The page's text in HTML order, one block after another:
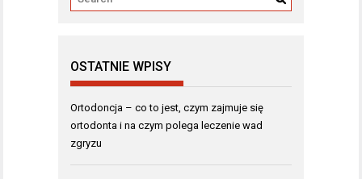
OSTATNIE WPISY
Ortodoncja – co to jest, czym zajmuje się
ortodonta i na czym polega leczenie wad
zgryzu